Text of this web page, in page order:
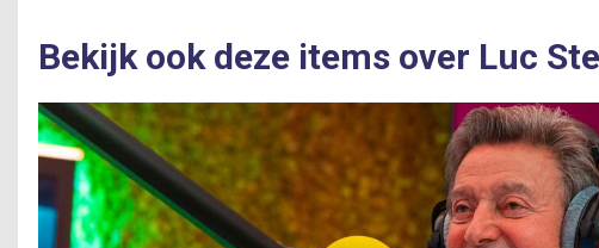
Bekijk ook deze items over Luc